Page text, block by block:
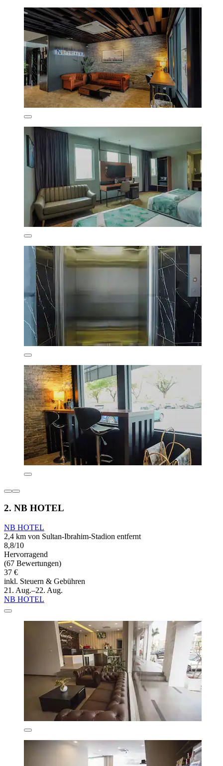
2. NB HOTEL
NB HOTEL
2,4 km von Sultan-Ibrahim-Stadion entfernt
8,8/10
Hervorragend
(67 Bewertungen)
37 €
inkl. Steuern & Gebühren
21. Aug.–22. Aug.
NB HOTEL